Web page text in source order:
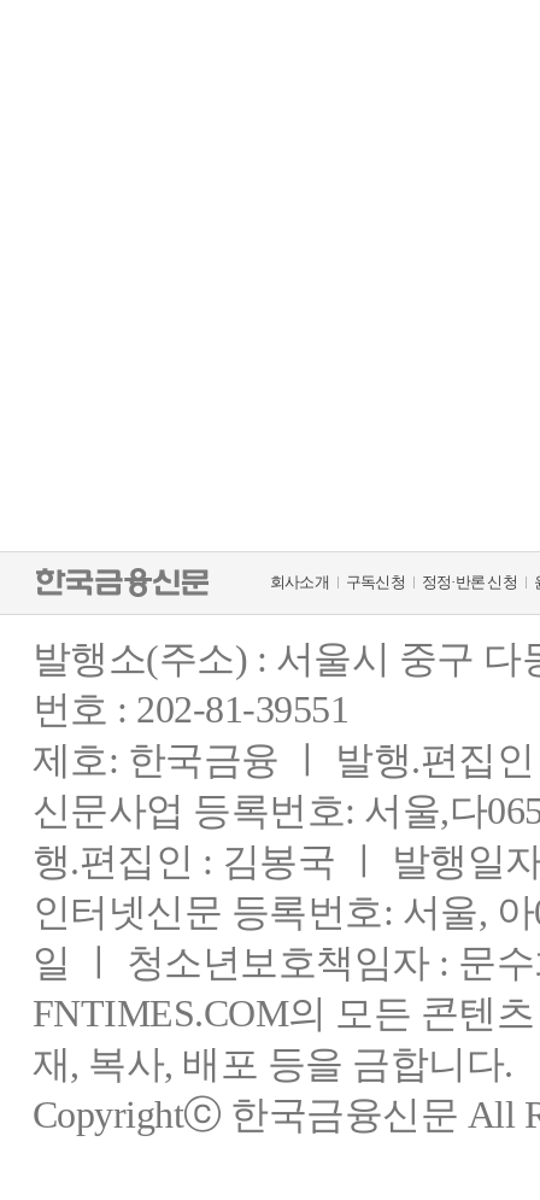
회사소개 구독신청 정정·반론 신청
발행소(주소) : 서울시 중구
번호 : 202-81-39551
제호: 한국금융 ㅣ 발행.편집
신문사업 등록번호: 서울,다
행.편집인 : 김봉국 ㅣ 발행일
인터넷신문 등록번호: 서울,
일 ㅣ 청소년보호책임자 : 문
FNTIMES.COM의 모든 콘텐
재, 복사, 배포 등을 금합니다.
Copyrightⓒ 한국금융신문 All